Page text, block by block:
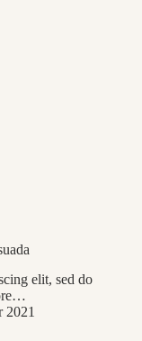
elit, sed do
2021